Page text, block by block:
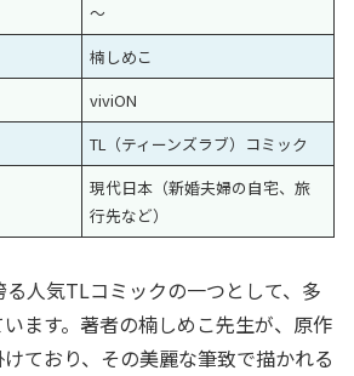
～
楠しめこ
viviON
TL（ティーンズラブ）コミック
現代日本（新婚夫婦の自宅、旅
行先など）
人気TLコミックの一つとして、多
ます。著者の楠しめこ先生が、原作
ており、その美麗な筆致で描かれる